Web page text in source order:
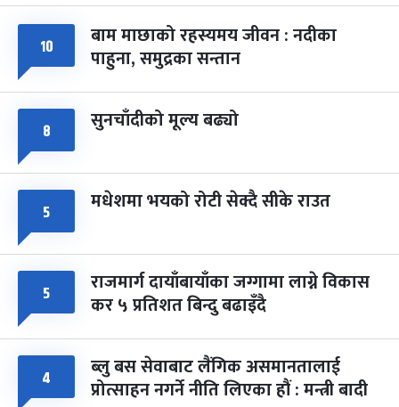
८ फागुपूर्णिमा
चैत्र ८, २०८३-Mar 22, 2027
७ महिना बाँकी
१० बाम माछाको रहस्यमय जीवन : नदीका
पाहुना, समुद्रका सन्तान
८ सुनचाँदीको मूल्य बढ्यो
५ मधेशमा भयको रोटी सेक्दै सीके राउत
५ राजमार्ग दायाँबायाँका जग्गामा लाग्ने विकास
कर ५ प्रतिशत बिन्दु बढाइँदै
४ ब्लु बस सेवाबाट लैंगिक असमानतालाई
प्रोत्साहन नगर्ने नीति लिएका हौं : मन्त्री बादी